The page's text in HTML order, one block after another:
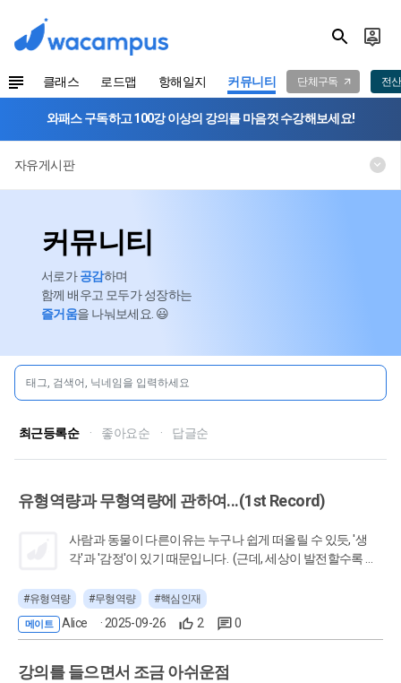
클래스 로드맵 항해일지 커뮤니티 단체구독 전
와패스 구독하고 100강 이상의 강의를 마음껏 수강해보세요!
자유게시판
커뮤니티
서로가공감하며
함께 배우고 모두가 성장하는
즐거움을 나눠보세요. 😃
최근등록순 · 좋아요순 · 답글순
유형역량과 무형역량에 관하여...(1st Record)
사람과 동물이 다른이유는 누구나 쉽게 떠올릴 수 있듯, '생
각'과 '감정'이 있기 때문입니다. (근데, 세상이 발전할수록 이
가 발전하고 정답이 있는 문제들은 모두 AI가 더 잘 풉니다. 그
러면 우리가 기존에 '시간을 투자해 공부하고 학습하는 목적
이 없어진건 아닐까?' 라는 생각을 할 수도 있습니다. 그럼에
사람이 성장하는 방법이 시간을 들여 학습하고 적용하고 업
메이트 Alice · 2025-09-26 2 0
#유형역량 #무형역량 #핵심인재
강의를 들으면서 조금 아쉬운점